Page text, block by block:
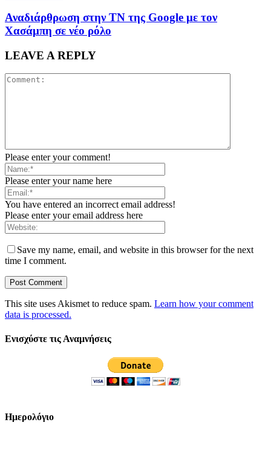
Αναδιάρθρωση στην ΤΝ της Google με τον
Χασάμπη σε νέο ρόλο
LEAVE A REPLY
Please enter your comment!
Please enter your name here
You have entered an incorrect email address!
Please enter your email address here
Save my name, email, and website in this browser for the next
time I comment.
This site uses Akismet to reduce spam. Learn how your comment
data is processed.
Ενισχύστε τις Αναμνήσεις
Ημερολόγιο